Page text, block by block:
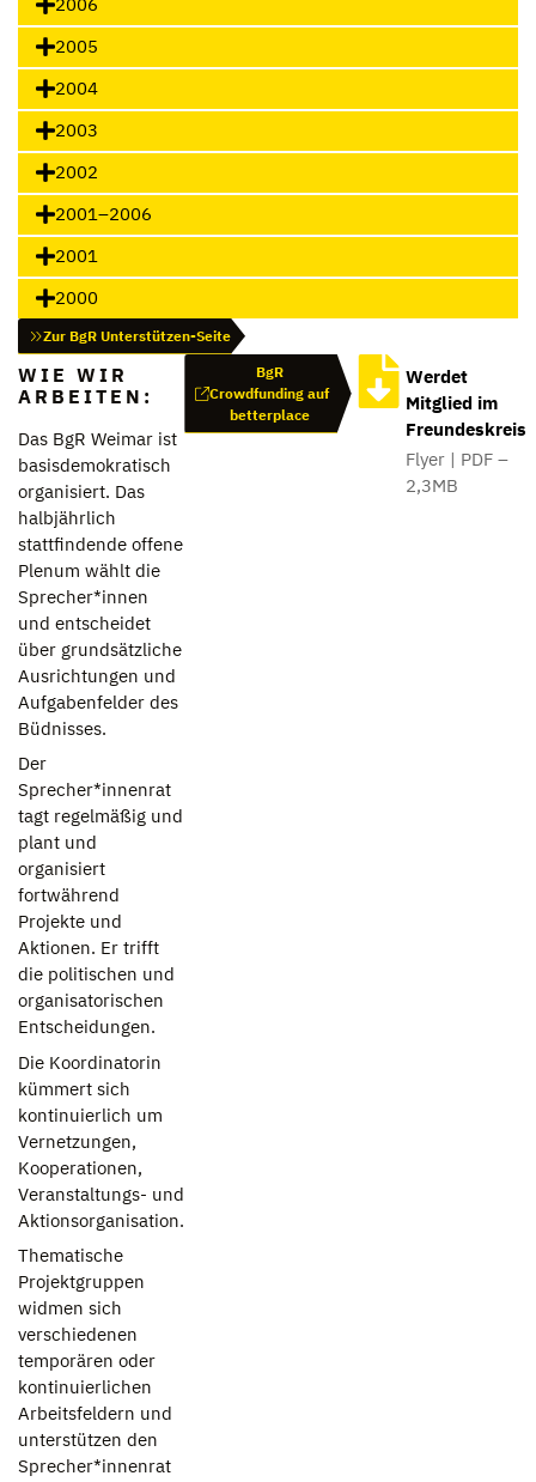
2005
2004
2003
2002
2001–2006
2001
2000
Zur BgR Unterstützen-Seite
WIE WIR
ARBEITEN:
Das BgR Weimar ist
basisdemokratisch
organisiert. Das
halbjährlich
stattfindende offene
Plenum wählt die
Sprecher*innen
und entscheidet
über grundsätzliche
Ausrichtungen und
Aufgabenfelder des
Büdnisses.
Der
Sprecher*innenrat
tagt regelmäßig und
plant und
organisiert
fortwährend
Projekte und
Aktionen. Er trifft
die politischen und
organisatorischen
Entscheidungen.
Die Koordinatorin
kümmert sich
kontinuierlich um
Vernetzungen,
Kooperationen,
Veranstaltungs- und
Aktionsorganisation.
Thematische
Projektgruppen
widmen sich
verschiedenen
temporären oder
kontinuierlichen
Arbeitsfeldern und
unterstützen den
Sprecher*innenrat
BgR
Crowdfunding auf
betterplace
Werdet
Mitglied im
Freundeskreis
Flyer | PDF –
2,3MB